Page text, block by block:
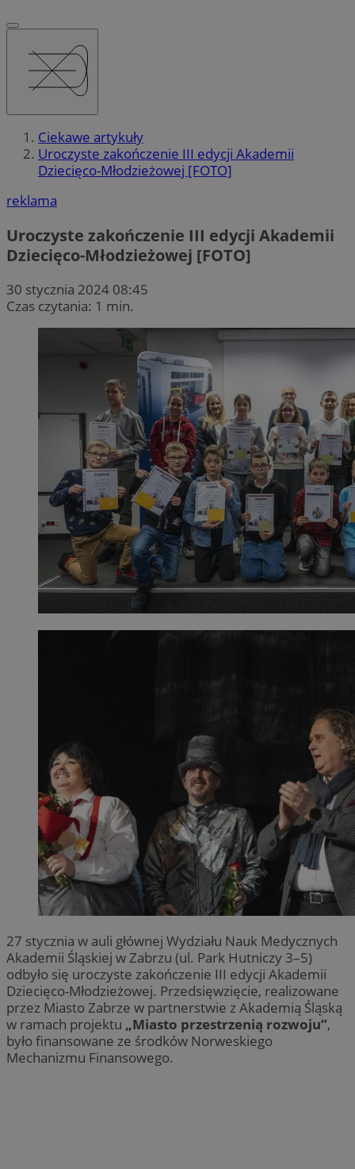
Ciekawe artykuły
Uroczyste zakończenie III edycji Akademii
Dziecięco-Młodzieżowej [FOTO]
reklama
Uroczyste zakończenie III edycji Akademii
Dziecięco-Młodzieżowej [FOTO]
30 stycznia 2024 08:45
Czas czytania: 1 min.
27 stycznia w auli głównej Wydziału Nauk Medycznych
Akademii Śląskiej w Zabrzu (ul. Park Hutniczy 3–5)
odbyło się uroczyste zakończenie III edycji Akademii
Dziecięco-Młodzieżowej. Przedsięwzięcie, realizowane
przez Miasto Zabrze w partnerstwie z Akademią Śląską
w ramach projektu „Miasto przestrzenią rozwoju”,
było finansowane ze środków Norweskiego
Mechanizmu Finansowego.